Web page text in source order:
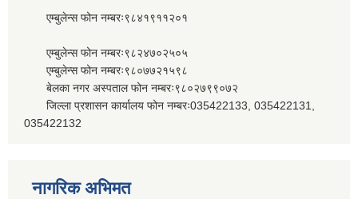
एम्बुलेन्स फोन नम्बरः९८४१९११२०१
एम्बुलेन्स फोन नम्बरः९८२४७०२५०५
एम्बुलेन्स फोन नम्बरः९८०७७२१५९८
बेलका नगर अस्पताल फोन नम्बरः९८०२७९९०७२
जिल्ला प्रशासन कार्यालय फोन नम्बरः035422133, 035422131,
035422132
नागरिक अभिमत